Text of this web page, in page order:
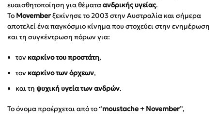
ευαισθητοποίηση για θέματαανδρικής υγείας.
Το Movemberξεκίνησε το 2003 στην Αυστραλία και σήμερα
αποτελεί ένα παγκόσμιο κίνημα που στοχεύει στην ενημέρωση
και τη συγκέντρωση πόρων για:
τον καρκίνο του προστάτη,
τον καρκίνο των όρχεων,
και τη ψυχική υγεία των ανδρών.
Το όνομα προέρχεται από το “moustache + November”,